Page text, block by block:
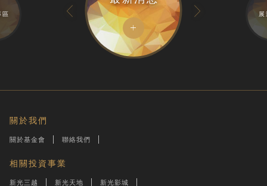
區
關於我們
關於基金會 聯絡我們
相關投資事業
新光三越 新光天地 新光影城